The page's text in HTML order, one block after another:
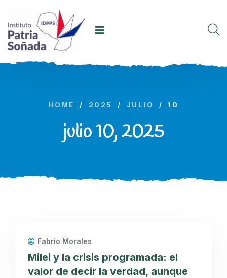
HOME / 2025 / JULIO / 10
julio 10, 2025
Fabrio Morales
Milei y la crisis programada: el
valor de decir la verdad, aunque